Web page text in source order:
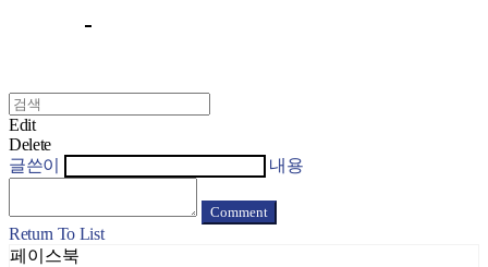
Edit
Delete
글쓴이
내용
Comment
Return To List
페이스북